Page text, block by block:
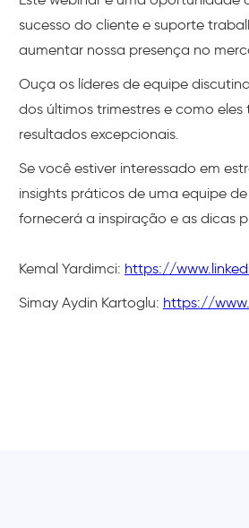
sucesso do cliente e suporte
aumentar nossa presença no
Ouça os líderes de equipe
dos últimos trimestres e como
resultados excepcionais.
Se você estiver interessado em
insights práticos de uma equipe
fornecerá a inspiração e as dicas
Kemal Yardimci: https://
Simay Aydin Kartoglu: https://